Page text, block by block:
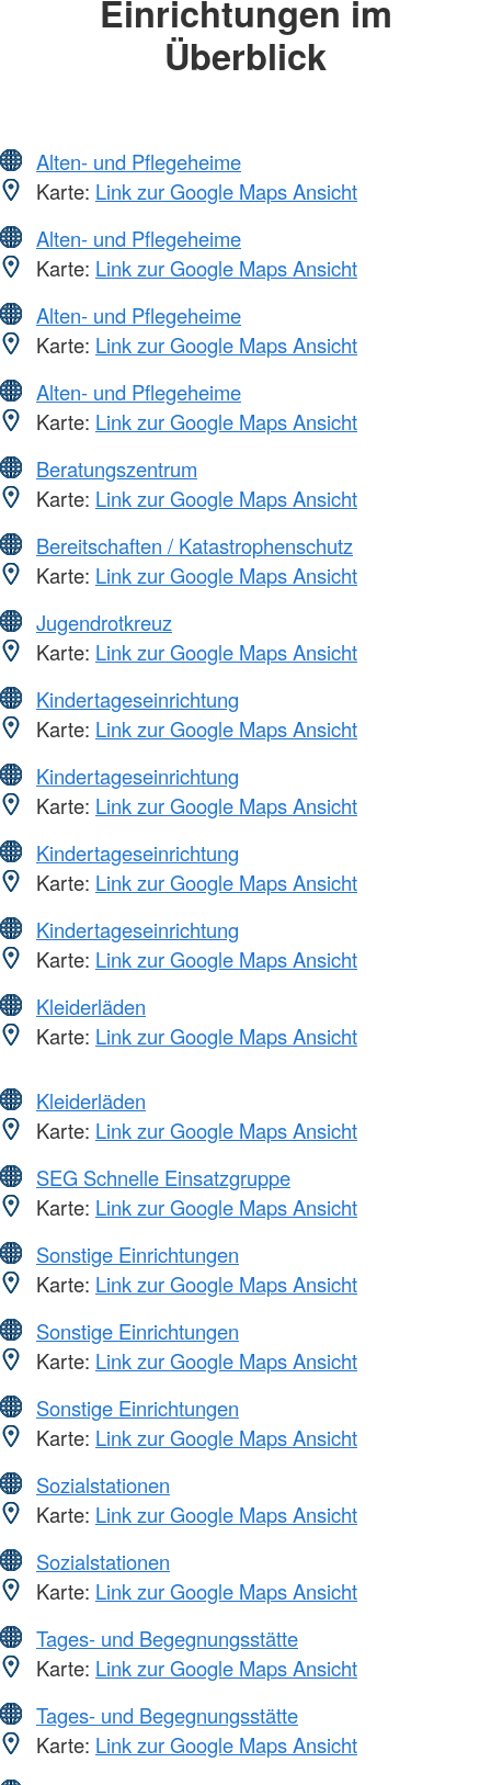
Einrichtungen im
Überblick
Alten- und Pflegeheime
Karte: Link zur Google Maps Ansicht
Alten- und Pflegeheime
Karte: Link zur Google Maps Ansicht
Alten- und Pflegeheime
Karte: Link zur Google Maps Ansicht
Alten- und Pflegeheime
Karte: Link zur Google Maps Ansicht
Beratungszentrum
Karte: Link zur Google Maps Ansicht
Bereitschaften / Katastrophenschutz
Karte: Link zur Google Maps Ansicht
Jugendrotkreuz
Karte: Link zur Google Maps Ansicht
Kindertageseinrichtung
Karte: Link zur Google Maps Ansicht
Kindertageseinrichtung
Karte: Link zur Google Maps Ansicht
Kindertageseinrichtung
Karte: Link zur Google Maps Ansicht
Kindertageseinrichtung
Karte: Link zur Google Maps Ansicht
Kleiderläden
Karte: Link zur Google Maps Ansicht
Kleiderläden
Karte: Link zur Google Maps Ansicht
SEG Schnelle Einsatzgruppe
Karte: Link zur Google Maps Ansicht
Sonstige Einrichtungen
Karte: Link zur Google Maps Ansicht
Sonstige Einrichtungen
Karte: Link zur Google Maps Ansicht
Sonstige Einrichtungen
Karte: Link zur Google Maps Ansicht
Sozialstationen
Karte: Link zur Google Maps Ansicht
Sozialstationen
Karte: Link zur Google Maps Ansicht
Tages- und Begegnungsstätte
Karte: Link zur Google Maps Ansicht
Tages- und Begegnungsstätte
Karte: Link zur Google Maps Ansicht